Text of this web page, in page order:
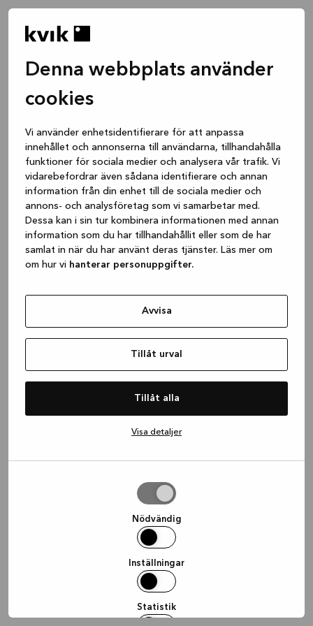
Denna webbplats använder
cookies
Vi använder enhetsidentifierare för att anpassa
innehållet och annonserna till användarna, tillhandahålla
funktioner för sociala medier och analysera vår trafik. Vi
vidarebefordrar även sådana identifierare och annan
information från din enhet till de sociala medier och
annons- och analysföretag som vi samarbetar med.
Dessa kan i sin tur kombinera informationen med annan
information som du har tillhandahållit eller som de har
samlat in när du har använt deras tjänster. Läs mer om
om hur vi hanterar personuppgifter.
Avvisa
Tillåt urval
Tillåt alla
Visa detaljer
Nödvändig
Inställningar
Statistik
(see the browser console for more
information).